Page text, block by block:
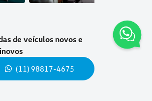
de veículos novos e
(11) 98817-4675